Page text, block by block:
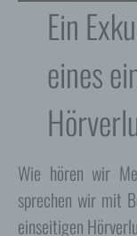
Ein
eines
Wie hören wir Menschen eigentlich? In diesem Feature
sprechen wir mit
einseitigen